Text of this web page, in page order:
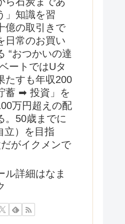
」知識を習
億の取引きで
日常のお買い
“おつかいの達
ートではUタ
たすも年収200
蓄 ➡ 投資」を
万円超えの配
。50歳までに
立）を目指
がイクメンで
詳細はなま